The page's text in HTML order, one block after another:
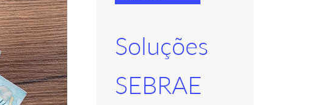
Soluções
SEBRAE